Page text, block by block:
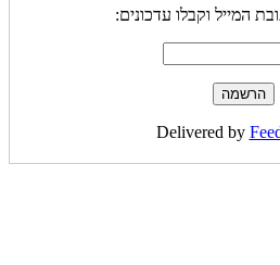
המייל וקבלו עדכונים:
Delivered by